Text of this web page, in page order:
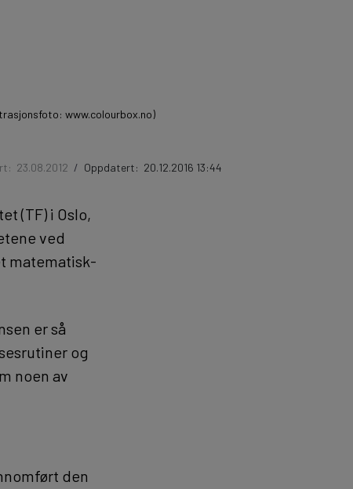
www.colourbox.no)
23.08.2012 / Oppdatert: 20.12.2016 13:44
(TF) i Oslo,
ved
matematisk-
er så
og
noen av
den